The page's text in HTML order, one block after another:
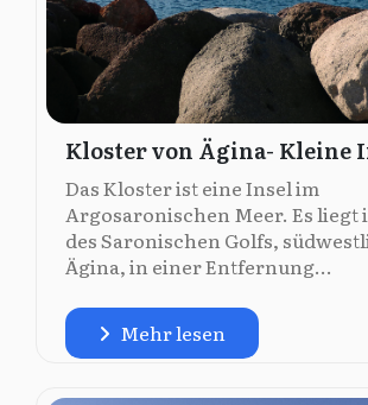
Kloster von Ägina- Kleine
Das Kloster ist eine Insel im
Argosaronischen Meer. Es liegt
des Saronischen Golfs,
Ägina, in einer Entfernung...
Mehr lesen